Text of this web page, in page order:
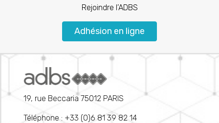
Rejoindre l’ADBS
Adhésion en ligne
19, rue Beccaria 75012 PARIS
Téléphone : +33 (0)6 81 39 82 14